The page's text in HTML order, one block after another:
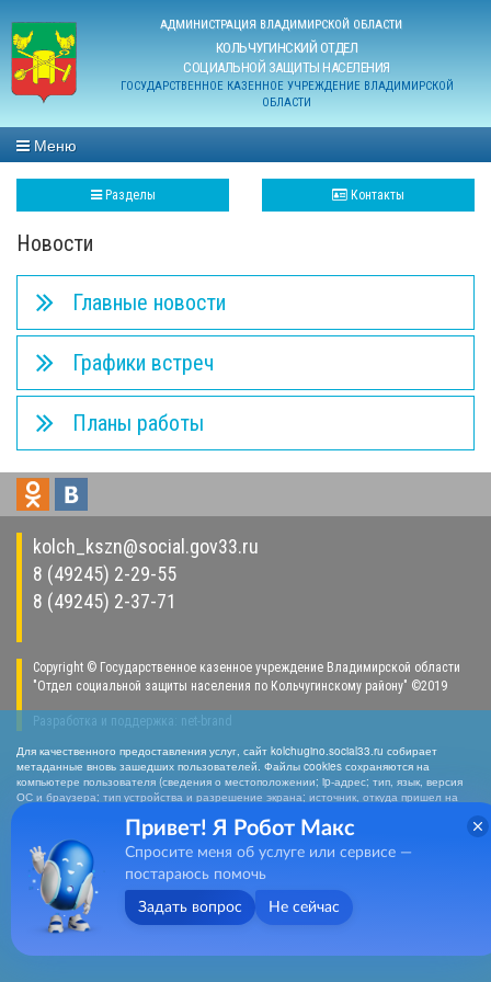
АДМИНИСТРАЦИЯ ВЛАДИМИРСКОЙ ОБЛАСТИ
КОЛЬЧУГИНСКИЙ ОТДЕЛ
СОЦИАЛЬНОЙ ЗАЩИТЫ НАСЕЛЕНИЯ
ГОСУДАРСТВЕННОЕ КАЗЕННОЕ УЧРЕЖДЕНИЕ ВЛАДИМИРСКОЙ
ОБЛАСТИ
Меню
Разделы Контакты
Новости
Главные новости
Графики встреч
Планы работы
Для качественного предоставления услуг, сайт kolchugino.social33.ru собирает
метаданные вновь зашедших пользователей. Файлы cookies сохраняются на
компьютере пользователя (сведения о местоположении; ip-адрес; тип, язык, версия
ОС и браузера; тип устройства и разрешение экрана; источник, откуда пришел на
сайт пользователь; какие страницы открывает). Собранная информация
используется для обработки статистических данных использования сайта
посредством интернет-сервисов LiveInternet, Яндекс.Метрика, Hotlog). Нажимая
кнопку «СОГЛАСЕН», Вы подтверждаете то, что Вы проинформированы о сборе
метаданных на нашем сайте. Если вы не хотите, чтобы эти данные
обрабатывались, то должны покинуть сайт. Отключить cookies можно в настройках
браузера
Согласен
kolch_kszn@social.gov33.ru
8 (49245) 2-29-55
8 (49245) 2-37-71
Copyright © Государственное казенное учреждение Владимирской области
"Отдел социальной защиты населения по Кольчугинскому району" ©2019
Разработка и поддержка: net- ran d
Привет! Я Робот Макс
Спросите меня об услуге или сервисе —
постараюсь помочь
Задать вопрос Не сейчас